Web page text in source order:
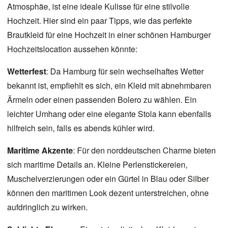
Atmosphäe, ist eine ideale Kulisse für eine stilvolle
Hochzeit. Hier sind ein paar Tipps, wie das perfekte
Brautkleid für eine Hochzeit in einer schönen Hamburger
Hochzeitslocation aussehen könnte:
Wetterfest: Da Hamburg für sein wechselhaftes Wetter
bekannt ist, empfiehlt es sich, ein Kleid mit abnehmbaren
Ärmeln oder einen passenden Bolero zu wählen. Ein
leichter Umhang oder eine elegante Stola kann ebenfalls
hilfreich sein, falls es abends kühler wird.
Maritime Akzente: Für den norddeutschen Charme bieten
sich maritime Details an. Kleine Perlenstickereien,
Muschelverzierungen oder ein Gürtel in Blau oder Silber
können den maritimen Look dezent unterstreichen, ohne
aufdringlich zu wirken.